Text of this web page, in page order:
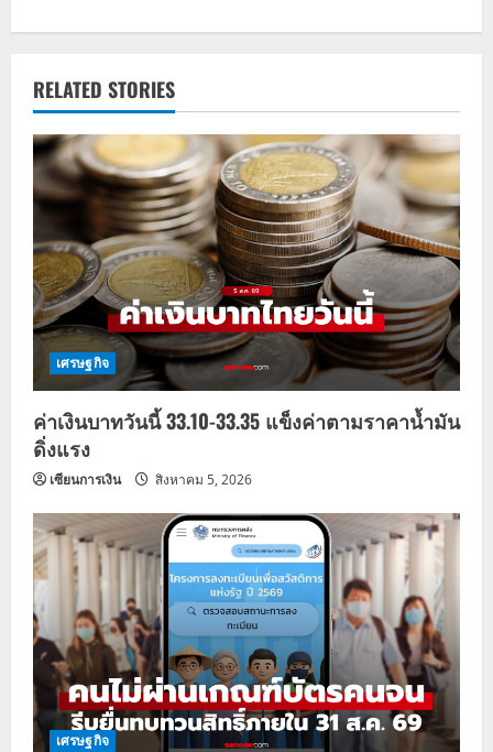
a
v
i
g
a
t
i
o
n
RELATED STORIES
เศรษฐกิจ
ค่าเงินบาทวันนี้ 33.10-33.35 แข็งค่าตามราคาน้ำมัน
ดิ่งแรง
เซียนการเงิน สิงหาคม 5, 2026
เศรษฐกิจ